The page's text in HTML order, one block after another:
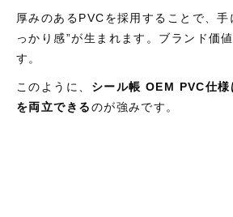
厚みのあるPVCを採用することで、手
っかり感”が生まれます。ブランド価
す。
このように、 シール帳 OEM PVC仕
を両立できるのが強みです。